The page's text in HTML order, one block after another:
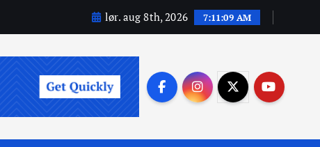
lør. aug 8th, 2026 7:11:10 AM